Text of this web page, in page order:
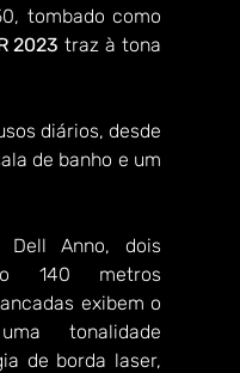
tombado como
2023 traz à tona
diários, desde
de banho e um
Dell Anno, dois
140 metros
exibem o
tonalidade
de borda laser,